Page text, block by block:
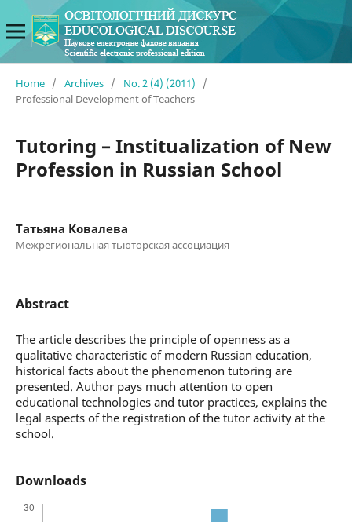
Home / Archives / No. 2 (4) (2011)
/
Professional Development of Teachers
Tutoring – Institualization of New
Profession in Russian School
Татьяна Ковалева
Межрегиональная тьюторская ассоциация
Abstract
The article describes the principle of openness as a
qualitative characteristic of modern Russian education,
historical facts about the phenomenon tutoring are
presented. Author pays much attention to open
educational technologies and tutor practices, explains the
legal aspects of the registration of the tutor activity at the
school.
Downloads